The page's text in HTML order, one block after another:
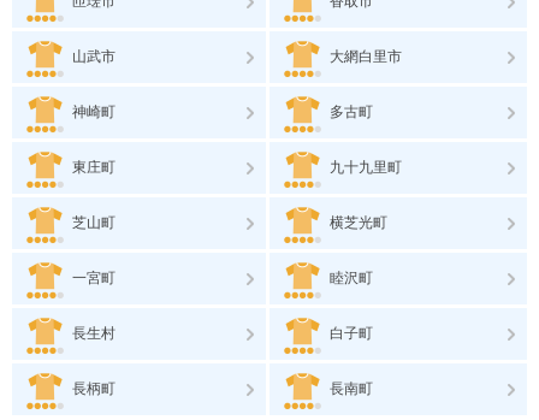
山武市 大網白里市
神崎町 多古町
東庄町 九十九里町
芝山町 横芝光町
一宮町 睦沢町
長生村 白子町
長柄町 長南町